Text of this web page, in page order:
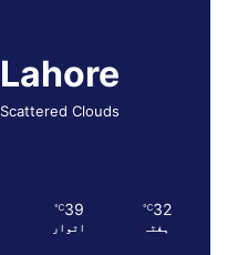
Lahore
Scattered Clouds
32
℃
ہفتہ
39
℃
اتوار